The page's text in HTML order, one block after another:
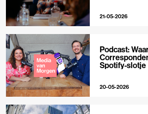
21-05-2026
Podcast:
Spotify-slotje
20-05-2026